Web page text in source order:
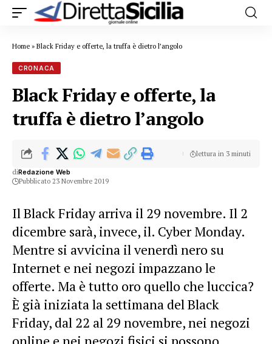
Home » Black Friday e offerte, la truffa è dietro l’angolo
CRONACA
Black Friday e offerte, la
truffa è dietro l’angolo
diRedazione Web
Pubblicato 23 Novembre 2019
lettura in 3 minuti
Il Black Friday arriva il 29 novembre. Il 2
dicembre sarà, invece, il. Cyber Monday.
Mentre si avvicina il venerdì nero su
Internet e nei negozi impazzano le
offerte. Ma è tutto oro quello che luccica?
È già iniziata la settimana del Black
Friday, dal 22 al 29 novembre, nei negozi